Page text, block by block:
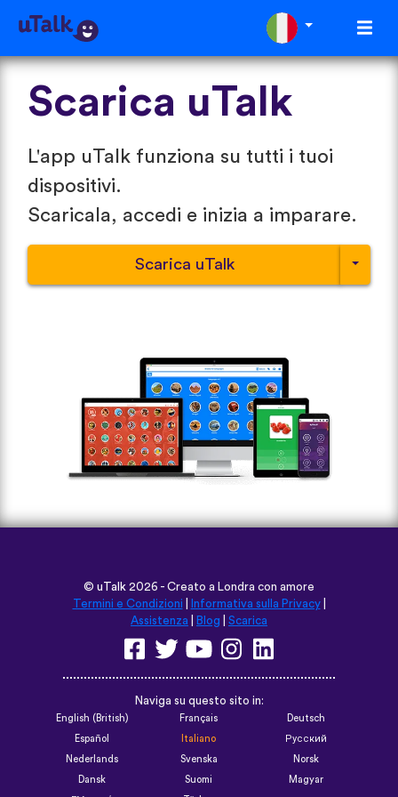
Scarica uTalk
L'app uTalk funziona su tutti i tuoi
dispositivi.
Scaricala, accedi e inizia a imparare.
Scarica uTalk Scegli
© uTalk 2026 - Creato a Londra con amore
Termini e Condizioni
Informativa sulla Privacy|
Assistenza
Blog Scarica
Naviga su questo sito in:
English (British) Français Deutsch
Español Italiano Русский
Nederlands Svenska Norsk
Dansk Suomi Magyar